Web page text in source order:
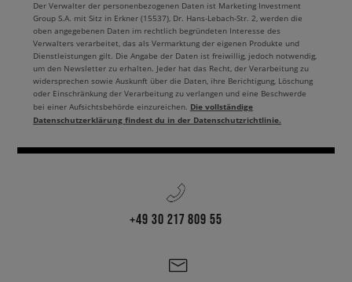
Der Verwalter der personenbezogenen Daten ist Marketing Investment
Group S.A. mit Sitz in Erkner (15537), Dr. Hans-Lebach-Str. 2, werden die
oben angegebenen Daten im rechtlich begründeten Interesse des
Verwalters verarbeitet, das als Vermarktung der eigenen Produkte und
Dienstleistungen gilt. Die Angabe der Daten ist freiwillig, jedoch notwendig,
um den Newsletter zu erhalten. Jeder hat das Recht, der Verarbeitung zu
widersprechen sowie Auskunft über die Daten, ihre Berichtigung, Löschung
oder Einschränkung der Verarbeitung zu verlangen und eine Beschwerde
bei einer Aufsichtsbehörde einzureichen. Die vollständige
Datenschutzerklärung findest du in der Datenschutzrichtlinie.
+49 30 217 809 55